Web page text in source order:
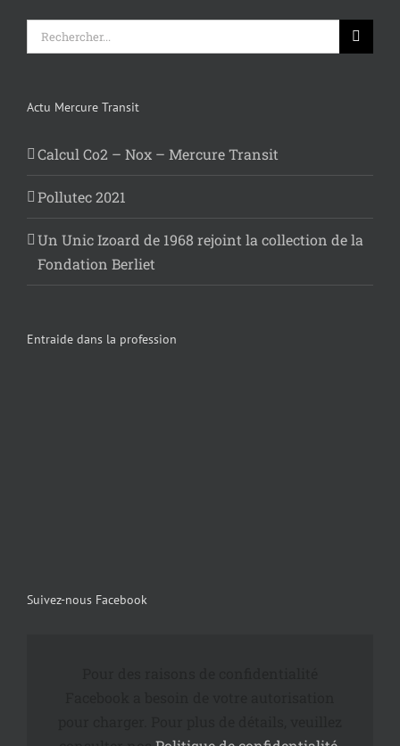
Rechercher:
Actu Mercure Transit
Calcul Co2 – Nox – Mercure Transit
Pollutec 2021
Un Unic Izoard de 1968 rejoint la collection de la
Fondation Berliet
Entraide dans la profession
Suivez-nous Facebook